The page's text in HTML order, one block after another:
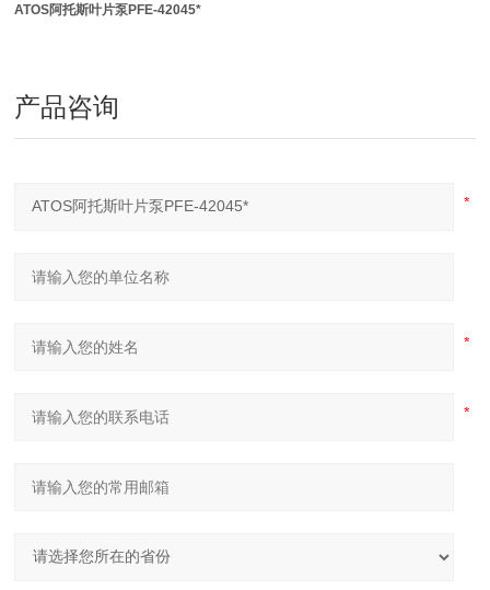
ATOS阿托斯叶片泵PFE-42045*
产品咨询